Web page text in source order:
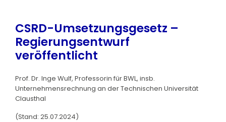
CSRD-Umsetzungsgesetz –
Regierungsentwurf
veröffentlicht
Prof. Dr. Inge Wulf, Professorin für BWL, insb.
Unternehmensrechnung an der Technischen Universität
Clausthal
(Stand: 25.07.2024)